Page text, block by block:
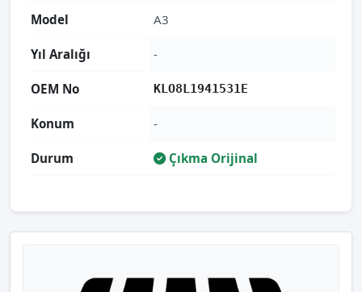
Model A3
Yıl Aralığı -
OEM No KLO8L1941531E
Konum -
Durum Çıkma Orijinal